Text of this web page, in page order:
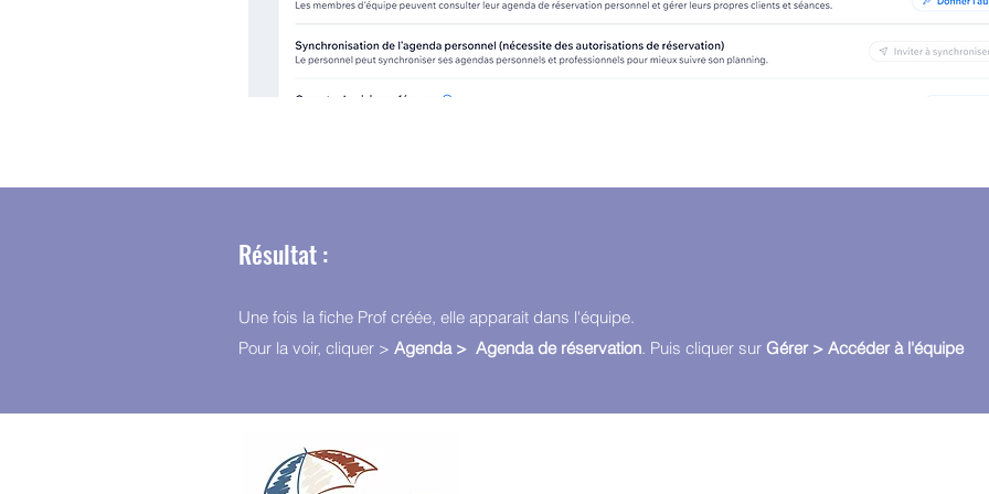
Résultat :
Une fois la fiche Prof créée, elle apparait dans l'équipe.
Pour la voir, cliquer > Agenda > Agenda de réservation. Puis cliquer sur Gérer > Accéder à l'équipe